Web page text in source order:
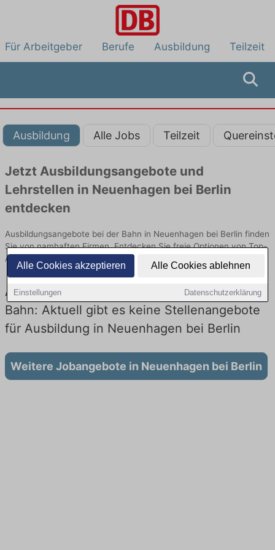
Alle Cookies akzeptieren Alle Cookies ablehnen
Einstellungen Datenschutzerklärung
Für Arbeitgeber Berufe Ausbildung Teilzeit
Ausbildung Alle Jobs Teilzeit
Jetzt Ausbildungsangebote und
Lehrstellen in Neuenhagen bei Berlin
entdecken
Ausbildungsangebote bei der Bahn in Neuenhagen bei Berlin finden
Sie von namhaften Firmen. Entdecken Sie freie Optionen von Top-
Arbeitgebern und bewerben Sie sich noch heute.
Ausbildung in Neuenhagen bei Berlin bei der
Bahn: Aktuell gibt es keine Stellenangebote
für Ausbildung in Neuenhagen bei Berlin
Weitere Jobangebote in Neuenhagen bei Berlin